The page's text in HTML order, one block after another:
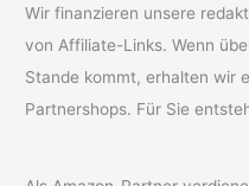
Wir finanzieren unsere
von Affiliate-Links. Wenn
Stande kommt, erhalten wir
Partnershops. Für Sie